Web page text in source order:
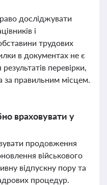
досліджувати
і
трудових
в документах не є
перевірки,
за правильним місцем.
враховувати у
продовження
військового
відпускну пору та
процедур.